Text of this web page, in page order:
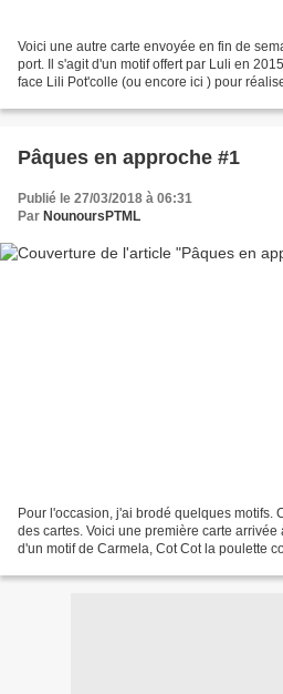
Voici une autre carte envoyée en fin de
port. Il s'agit d'un motif offert par Luli en
face Lili Pot'colle (ou encore ici ) pour
Pâques en approche #1
Publié le 27/03/2018 à 06:31
Par NounoursPTML
Pour l'occasion, j'ai brodé quelques motifs.
des cartes. Voici une première carte
d'un motif de Carmela, Cot Cot la poulette